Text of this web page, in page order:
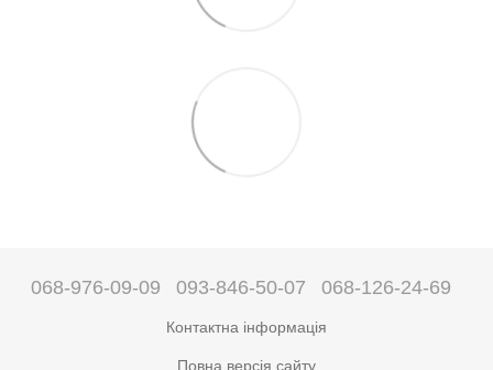
068-976-09-09 093-846-50-07 068-126-24-69
Контактна інформація
Повна версія сайту